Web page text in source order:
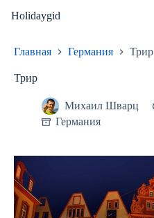
Holidaygid
Главная Германия Трир
Трир
Михаил Шварц
Германия